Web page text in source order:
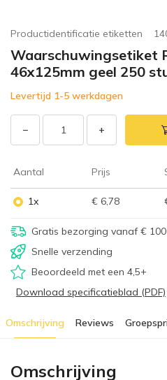
Productidentificatie etiketten
Waarschuwingsetiket
46x125mm geel 250
Levertijd 1-5 werkdagen
− +
Aantal Prijs
1x € 6,78
Gratis bezorging vanaf € 100
Snelle verzending
Beoordeeld met een 4,5+
Download specificatieblad (PDF)
Omschrijving Reviews
Omschrijving